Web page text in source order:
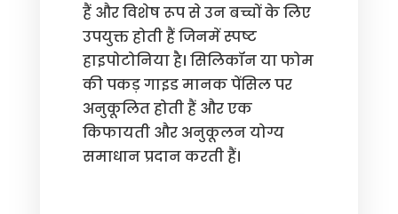
हैं और विशेष रूप से उन बच्चों के लिए
उपयुक्त होती हैं जिनमें स्पष्ट
हाइपोटोनिया है। सिलिकॉन या फोम
की पकड़ गाइड मानक पेंसिल पर
अनुकूलित होती हैं और एक
किफायती और अनुकूलन योग्य
समाधान प्रदान करती हैं।